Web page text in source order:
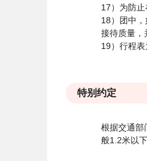
17）为防
18）团中
接待质量，
19）行程
特别约定
根据交通部
般1.2米以